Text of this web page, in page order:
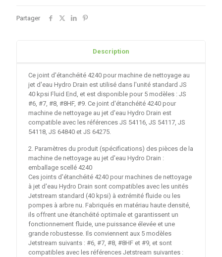
Partager
Description
Ce joint d'étanchéité 4240 pour machine de nettoyage au
jet d'eau Hydro Drain est utilisé dans l'unité standard JS
40 kpsi Fluid End, et est disponible pour 5 modèles : JS
#6, #7, #8, #8HF, #9. Ce joint d'étanchéité 4240 pour
machine de nettoyage au jet d'eau Hydro Drain est
compatible avec les références JS 54116, JS 54117, JS
54118, JS 64840 et JS 64275.
2. Paramètres du produit (spécifications) des pièces de la
machine de nettoyage au jet d'eau Hydro Drain :
emballage scellé 4240
Ces joints d'étanchéité 4240 pour machines de nettoyage
à jet d'eau Hydro Drain sont compatibles avec les unités
Jetstream standard (40 kpsi) à extrémité fluide ou les
pompes à arbre nu. Fabriqués en matériau haute densité,
ils offrent une étanchéité optimale et garantissent un
fonctionnement fluide, une puissance élevée et une
grande robustesse. Ils conviennent aux 5 modèles
Jetstream suivants : #6, #7, #8, #8HF et #9, et sont
compatibles avec les références Jetstream suivantes :